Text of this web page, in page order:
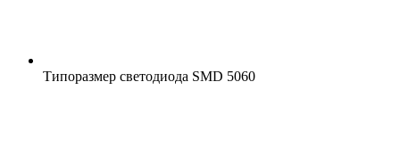
Типоразмер светодиода SMD 5060